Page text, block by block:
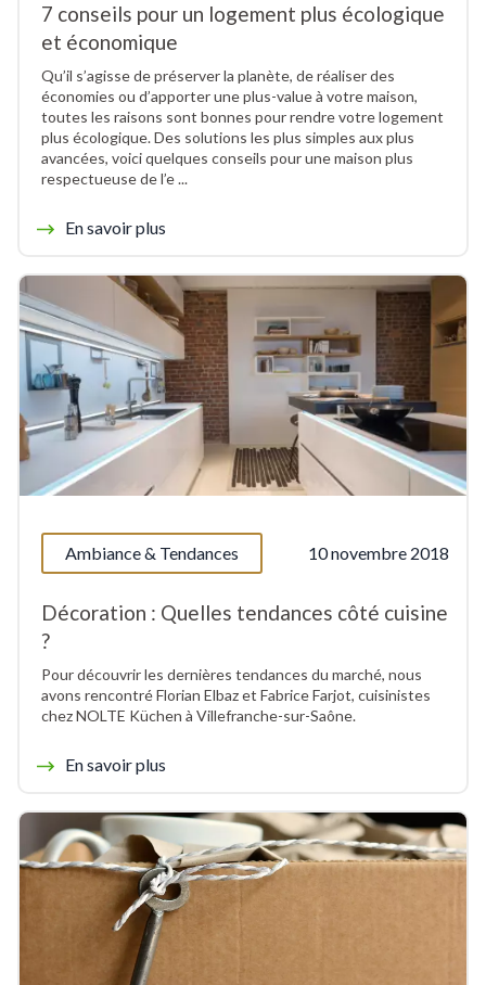
7 conseils pour un logement plus écologique
et économique
Qu’il s’agisse de préserver la planète, de réaliser des
économies ou d’apporter une plus-value à votre maison,
toutes les raisons sont bonnes pour rendre votre logement
plus écologique. Des solutions les plus simples aux plus
avancées, voici quelques conseils pour une maison plus
respectueuse de l’e ...
En savoir plus
Ambiance & Tendances 10 novembre 2018
Décoration : Quelles tendances côté cuisine
?
Pour découvrir les dernières tendances du marché, nous
avons rencontré Florian Elbaz et Fabrice Farjot, cuisinistes
chez NOLTE Küchen à Villefranche-sur-Saône.
En savoir plus